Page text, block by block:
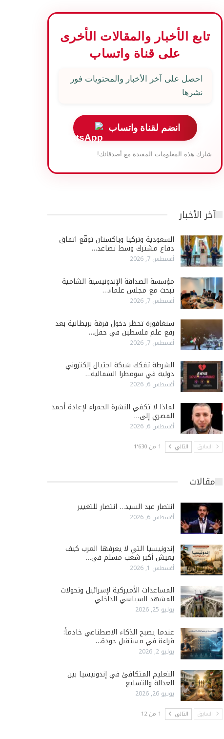
تابع الأخبار والمقالات الأخرى
على قناة واتساب
احصل على آخر الأخبار والمحتويات فور
نشرها
انضم لقناة واتساب
شارك هذه المعلومات المفيدة مع أصدقائك!
آخر الأخبار
السعودية وتركيا وباكستان توقّع اتفاق
دفاع مشترك وسط تصاعد…
أغسطس 7, 2026
مؤسسة الصداقة الإندونيسية الشامية
تبحث مع مجلس علماء…
أغسطس 7, 2026
سنغافورة تحظر دخول فرقة بريطانية بعد
رفع علم فلسطين في حفل…
أغسطس 7, 2026
الشرطة تفكك شبكة احتيال إلكتروني
دولية في سومطرا الشمالية…
أغسطس 6, 2026
لماذا لا تكفي النشرة الحمراء لإعادة أحمد
المصري إلى…
أغسطس 6, 2026
السابق التالي 1 من 1٬630
مقالات
انتصار عبد السيد… انتصار للتغيير
أغسطس 6, 2026
إندونيسيا التي لا يعرفها العرب كيف
يعيش أكبر شعب مسلم في…
أغسطس 1, 2026
المساعدات الأميركية لإسرائيل وتحولات
المشهد السياسي الداخلي
يوليو 25, 2026
عندما يصبح الذكاء الاصطناعي خادماً:
قراءة في مستقبل جودة…
يوليو 2, 2026
التعليم المتكافئ في إندونيسيا بين
العدالة والتسليع
يونيو 26, 2026
السابق التالي 1 من 12